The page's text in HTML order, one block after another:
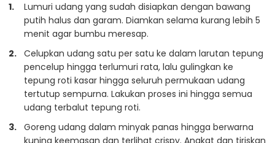
Lumuri udang yang sudah disiapkan dengan bawang
putih halus dan garam. Diamkan selama kurang lebih 5
menit agar bumbu meresap.
Celupkan udang satu per satu ke dalam larutan tepung
pencelup hingga terlumuri rata, lalu gulingkan ke
tepung roti kasar hingga seluruh permukaan udang
tertutup sempurna. Lakukan proses ini hingga semua
udang terbalut tepung roti.
Goreng udang dalam minyak panas hingga berwarna
kuning keemasan dan terlihat crispy. Angkat dan tiriskan